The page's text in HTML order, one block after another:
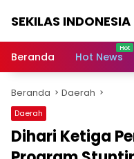
SEKILAS INDONESIA
Terkini,
Latest
World,
Headlines,
News
Today
Beranda Hot News
Beranda Daerah
Daerah
Dihari Ketiga